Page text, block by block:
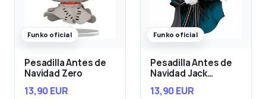
Funko oficial
Pesadilla Antes de
Navidad Zero
13,90 EUR
Funko oficial
Pesadilla Antes de
Navidad Jack
13,90 EUR